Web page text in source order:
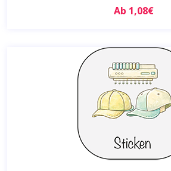
Ab 1,08€